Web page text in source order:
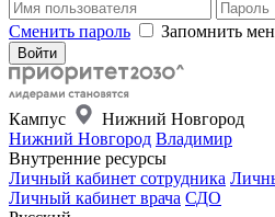
Сменить пароль Запомнить
Кампус
Нижний Новгород
Нижний Новгород Владимир
Внутренние ресурсы
Личный кабинет сотрудника
Личный кабинет врача СДО